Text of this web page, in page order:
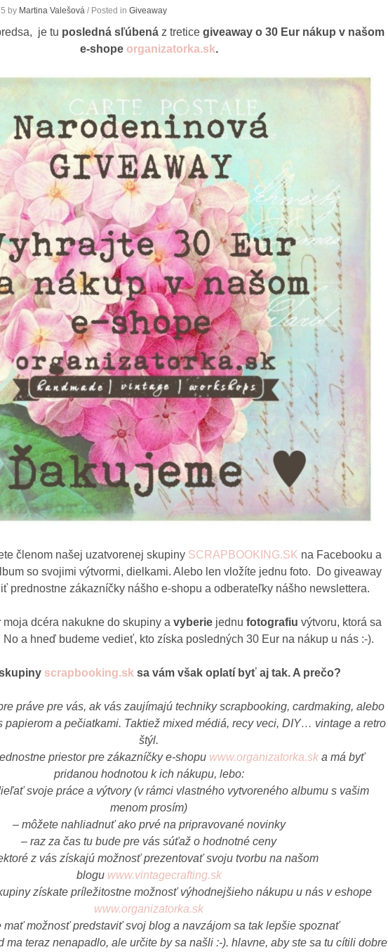
by Martina Valešová / Posted in Giveaway
je tu posledná sľúbená z tretice giveaway o 30 Eur nákup v našom
e-shope organizatorka.sk.
členom našej uzatvorenej skupinySCRAPBOOKING.SK na Facebooku a
so svojimi výtvormi, dielkami. Alebo len vložíte jednu foto. Do giveaway
prednostne zákazníčky nášho e-shopu a odberateľky nášho newslettera.
moja dcéra nakukne do skupiny a vyberie jednu fotografiu výtvoru, ktorá sa
a hneď budeme vedieť, kto získa posledných 30 Eur na nákup u nás :-).
scrapbooking.sk sa vám však oplatí byť aj tak. A prečo?
práve pre vás, ak vás zaujímajú techniky scrapbooking, cardmaking, alebo
papierom a pečiatkami. Taktiež mixed médiá, recy veci, DIY… vintage a retro
štýl.
priestor pre zákazníčky e-shopu www.organizatorka.ska má byť
pridanou hodnotou k ich nákupu, lebo:
svoje práce a výtvory (v rámci vlastného vytvoreného albumu s vašim
menom prosím)
– môžete nahliadnuť ako prvé na pripravované novinky
– raz za čas tu bude pre vás súťaž o hodnotné ceny
z vás získajú možnosť prezentovať svoju tvorbu na našom
blogu www.vintagecrafting.sk
získate príležitostne možnosť výhodnejšieho nákupu u nás v eshope
www.organizatorka.sk
mať možnosť predstaviť svoj blog a navzájom sa tak lepšie spoznať
ma teraz nenapadlo, ale určite by sa našli :-). hlavne, aby ste sa tu cítili dobre